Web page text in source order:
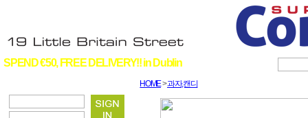
SPEND €50, FREE DELIVERY!! in Dublin
HOME>과자,캔디